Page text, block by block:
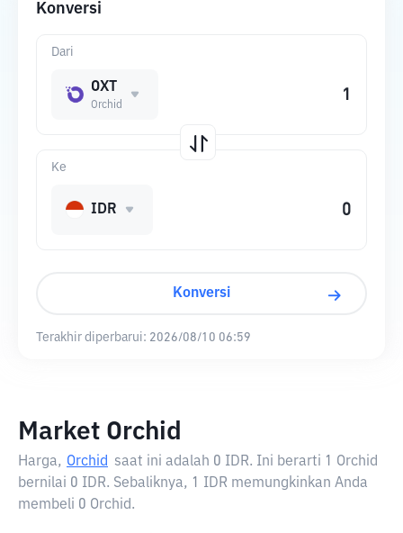
Konversi
Dari
OXT
Orchid
Ke
IDR
Konversi
Terakhir diperbarui: 2026/08/10 06:59
Market Orchid
Harga, Orchid saat ini adalah 0 IDR. Ini berarti 1 Orchid
bernilai 0 IDR. Sebaliknya, 1 IDR memungkinkan Anda
membeli 0 Orchid.